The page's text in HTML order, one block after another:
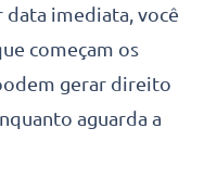
imediata, você
começam os
gerar direito
aguarda a